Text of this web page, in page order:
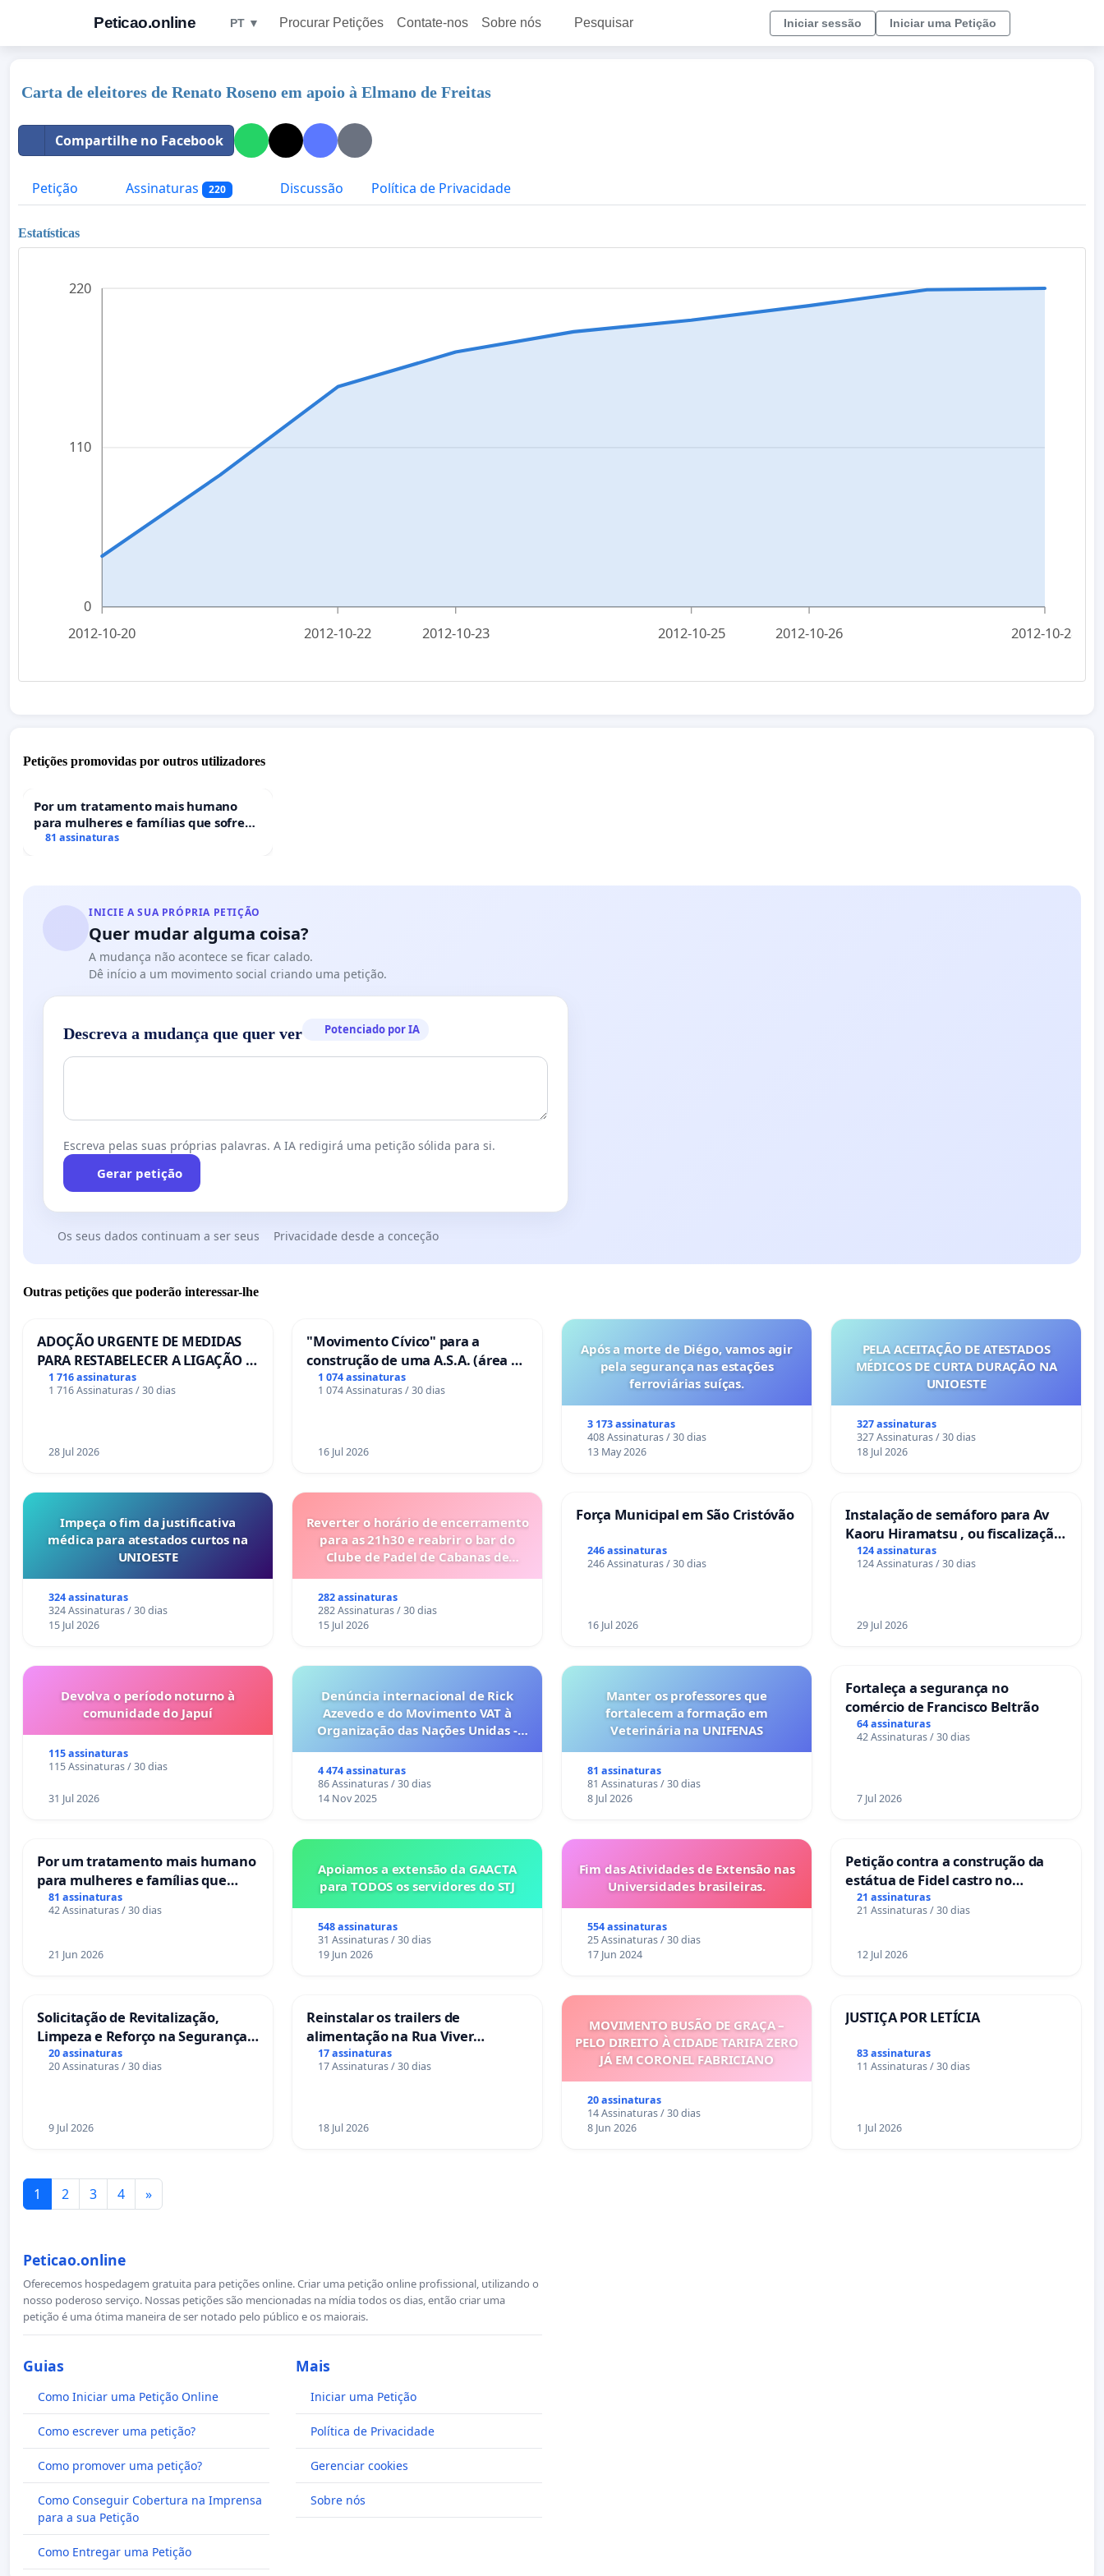
Peticao.online PT ▼ Procurar Petições Contate-nos Sobre nós Pesquisar Iniciar sessão Iniciar uma Petição
Carta de eleitores de Renato Roseno em apoio à Elmano de Freitas
Compartilhe no Facebook
Petição Assinaturas 220 Discussão Política de Privacidade
Estatísticas
0
110
220
2012-10-20 2012-10-22 2012-10-23 2012-10-25 2012-10-26 2012-10-28
Petições promovidas por outros utilizadores
Por um tratamento mais humano
para mulheres e famílias que sofrem
uma perda gestacional nos hospitais
81 assinaturas
INICIE A SUA PRÓPRIA PETIÇÃO
Quer mudar alguma coisa?
A mudança não acontece se ficar calado.
Dê início a um movimento social criando uma petição.
Descreva a mudança que quer ver Potenciado por IA
Escreva pelas suas próprias palavras. A IA redigirá uma petição sólida para si.
Gerar petição
Os seus dados continuam a ser seus Privacidade desde a conceção
Outras petições que poderão interessar-lhe
ADOÇÃO URGENTE DE MEDIDAS
PARA RESTABELECER A LIGAÇÃO -
PONTE RS-129
1 716 assinaturas
1 716 Assinaturas / 30 dias
28 Jul 2026
"Movimento Cívico" para a
construção de uma A.S.A. (área de
serviços para autocaravanas) em
Coimbra
1 074 assinaturas
1 074 Assinaturas / 30 dias
16 Jul 2026
Após a morte de Diégo, vamos agir
pela segurança nas estações
ferroviárias suíças.
3 173 assinaturas
408 Assinaturas / 30 dias
13 May 2026
PELA ACEITAÇÃO DE ATESTADOS
MÉDICOS DE CURTA DURAÇÃO NA
UNIOESTE
327 assinaturas
327 Assinaturas / 30 dias
18 Jul 2026
Impeça o fim da justificativa
médica para atestados curtos na
UNIOESTE
324 assinaturas
324 Assinaturas / 30 dias
15 Jul 2026
Reverter o horário de encerramento
para as 21h30 e reabrir o bar do
Clube de Padel de Cabanas de
282 assinaturas
282 Assinaturas / 30 dias
15 Jul 2026
Força Municipal em São Cristóvão
246 assinaturas
246 Assinaturas / 30 dias
16 Jul 2026
Instalação de semáforo para Av
Kaoru Hiramatsu , ou fiscalização
Eletrônica
124 assinaturas
124 Assinaturas / 30 dias
29 Jul 2026
Devolva o período noturno à
comunidade do Japuí
115 assinaturas
115 Assinaturas / 30 dias
31 Jul 2026
Denúncia internacional de Rick
Azevedo e do Movimento VAT à
Organização das Nações Unidas -
6x1 enquanto o lobby empresarial
compra a omissão do Congresso.
4 474 assinaturas
86 Assinaturas / 30 dias
14 Nov 2025
Manter os professores que
fortalecem a formação em
Veterinária na UNIFENAS
81 assinaturas
81 Assinaturas / 30 dias
8 Jul 2026
Fortaleça a segurança no
comércio de Francisco Beltrão
64 assinaturas
42 Assinaturas / 30 dias
7 Jul 2026
Por um tratamento mais humano
para mulheres e famílias que
sofrem uma perda gestacional
nos hospitais portugueses
81 assinaturas
42 Assinaturas / 30 dias
21 Jun 2026
Apoiamos a extensão da GAACTA
para TODOS os servidores do STJ
548 assinaturas
31 Assinaturas / 30 dias
19 Jun 2026
Fim das Atividades de Extensão nas
Universidades brasileiras.
554 assinaturas
25 Assinaturas / 30 dias
17 Jun 2024
Petição contra a construção da
estátua de Fidel castro no
mirante do Caju
21 assinaturas
21 Assinaturas / 30 dias
12 Jul 2026
Solicitação de Revitalização,
Limpeza e Reforço na Segurança
das Praças da Rua Cachoeira das
Sete Ilhas
20 assinaturas
20 Assinaturas / 30 dias
9 Jul 2026
Reinstalar os trailers de
alimentação na Rua Viver
Salvador
17 assinaturas
17 Assinaturas / 30 dias
18 Jul 2026
MOVIMENTO BUSÃO DE GRAÇA –
PELO DIREITO À CIDADE TARIFA ZERO
JÁ EM CORONEL FABRICIANO
20 assinaturas
14 Assinaturas / 30 dias
8 Jun 2026
JUSTIÇA POR LETÍCIA
83 assinaturas
11 Assinaturas / 30 dias
1 Jul 2026
1 2 3 4 »
Peticao.online
Oferecemos hospedagem gratuita para petições online. Criar uma petição online profissional, utilizando o
nosso poderoso serviço. Nossas petições são mencionadas na mídia todos os dias, então criar uma
petição é uma ótima maneira de ser notado pelo público e os maiorais.
Guias
Como Iniciar uma Petição Online
Como escrever uma petição?
Como promover uma petição?
Como Conseguir Cobertura na Imprensa
para a sua Petição
Como Entregar uma Petição
Mais
Iniciar uma Petição
Política de Privacidade
Gerenciar cookies
Sobre nós